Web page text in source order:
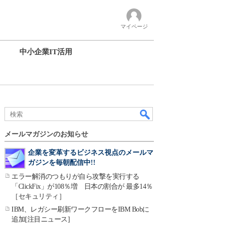
マイページ
中小企業IT活用
メールマガジンのお知らせ
企業を変革するビジネス視点のメールマ
ガジンを毎朝配信中!!
エラー解消のつもりが自ら攻撃を実行する
「ClickFix」が108％増 日本の割合が 最多14％
［セキュリティ］
IBM、レガシー刷新ワークフローをIBM Bobに
追加[注目ニュース]